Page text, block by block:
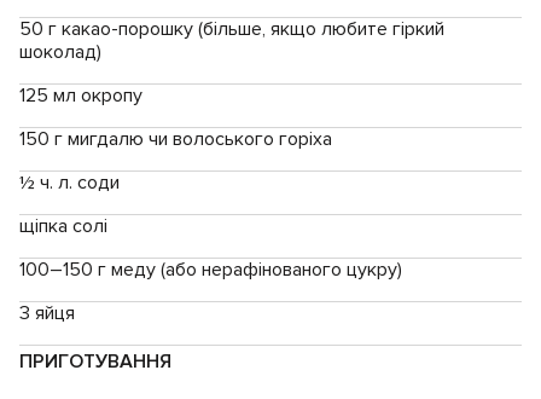
50 г какао-порошку (більше, якщо любите гіркий
шоколад)
125 мл окропу
150 г мигдалю чи волоського горіха
½ ч. л. соди
щіпка солі
100–150 г меду (або нерафінованого цукру)
3 яйця
ПРИГОТУВАННЯ